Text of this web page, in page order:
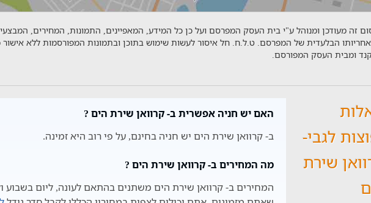
זה מעודכן ומנוהל ע"י בית העסק המפרסם ועל כן כל המידע, המאפיינים, התמונות, המחירים,
הבלעדית של המפרסם. ט.ל.ח. חל איסור לעשות שימוש בתוכן ובתמונות המפורסמות ללא
ומבית העסק המפורסם.
לגבי-
שירת
האם יש חניה אפשרית ב- קרוואן שירת הים ?
ב- קרוואן שירת הים יש חניה בחינם, על פי רוב היא זמינה.
מה המחירים ב- קרוואן שירת הים ?
המחירים ב- קרוואן שירת הים משתנים בהתאם לעונה, ליום בשבוע